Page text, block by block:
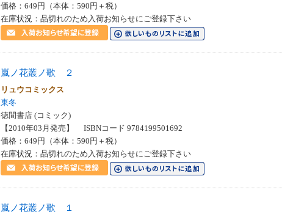
価格：649円（本体：590円＋税）
在庫状況：品切れのため入荷お知らせにご登録下さい
嵐ノ花叢ノ歌 ２
リュウコミックス
東冬
徳間書店 (コミック)
【2010年03月発売】 ISBNコード 9784199501692
価格：649円（本体：590円＋税）
在庫状況：品切れのため入荷お知らせにご登録下さい
嵐ノ花叢ノ歌 １